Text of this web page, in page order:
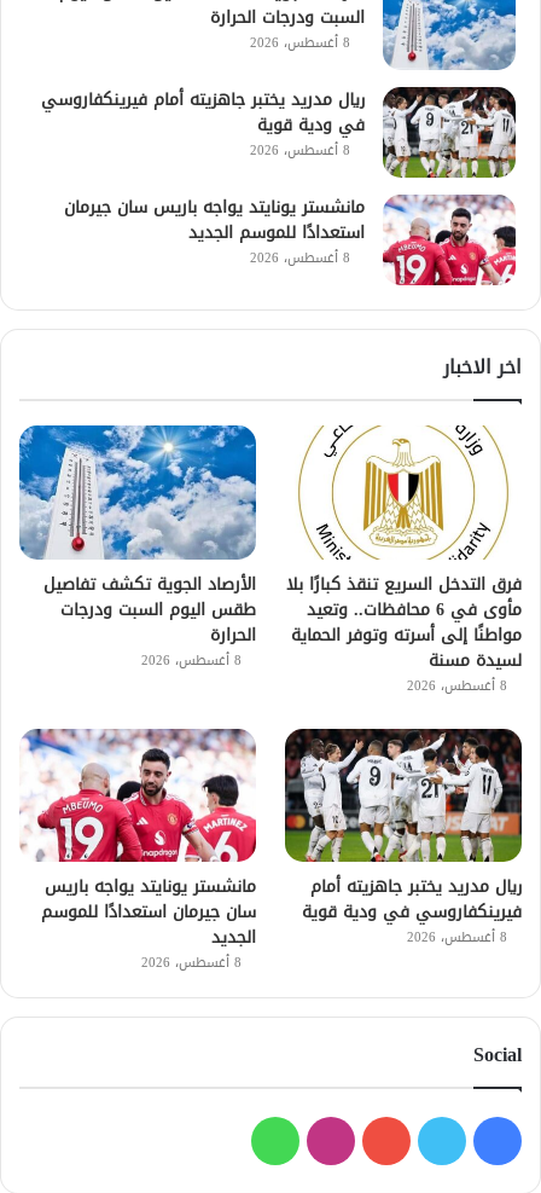
السبت ودرجات الحرارة
8 أغسطس، 2026
ريال مدريد يختبر جاهزيته أمام فيرينكفاروسي
في ودية قوية
8 أغسطس، 2026
مانشستر يونايتد يواجه باريس سان جيرمان
استعدادًا للموسم الجديد
8 أغسطس، 2026
اخر الاخبار
فرق التدخل السريع تنقذ كبارًا بلا
مأوى في 6 محافظات.. وتعيد
مواطنًا إلى أسرته وتوفر الحماية
لسيدة مسنة
8 أغسطس، 2026
الأرصاد الجوية تكشف تفاصيل
طقس اليوم السبت ودرجات
الحرارة
8 أغسطس، 2026
ريال مدريد يختبر جاهزيته أمام
فيرينكفاروسي في ودية قوية
8 أغسطس، 2026
مانشستر يونايتد يواجه باريس
سان جيرمان استعدادًا للموسم
الجديد
8 أغسطس، 2026
Social
فيسبوك
تويتر يوتيوبانستقرامواتساب